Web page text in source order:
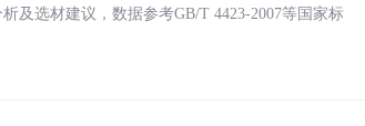
及选材建议，数据参考GB/T 4423-2007等国家标